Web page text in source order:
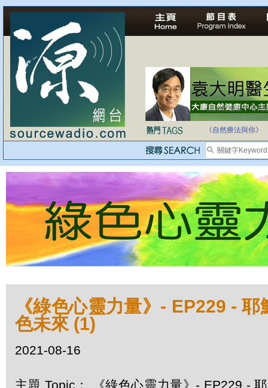
法治社會並不等同
自家教育合法化-
《自然療法與你》
《綠色心靈力量》- EP229 -
色未來 (1)
2021-08-16
主題 Topic： 《綠色心靈力量》- EP229 -